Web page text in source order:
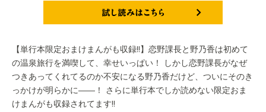
【単行本限定おまけまんがも収録!!】恋野課長と野乃香は初めて
の温泉旅行を満喫して、幸せいっぱい！ しかし恋野課長がなぜ
つきあってくれてるのか不安になる野乃香だけど、ついにそのき
っかけが明らかに――！ さらに単行本でしか読めない限定おま
けまんがも収録されてます!!